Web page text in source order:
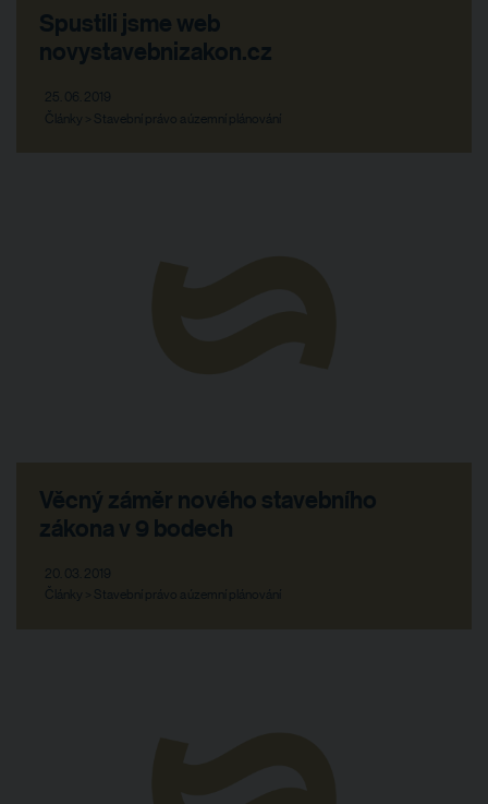
Spustili jsme web
novystavebnizakon.cz
25. 06. 2019
Články > Stavební právo a územní plánování
Věcný záměr nového stavebního
zákona v 9 bodech
20. 03. 2019
Články > Stavební právo a územní plánování